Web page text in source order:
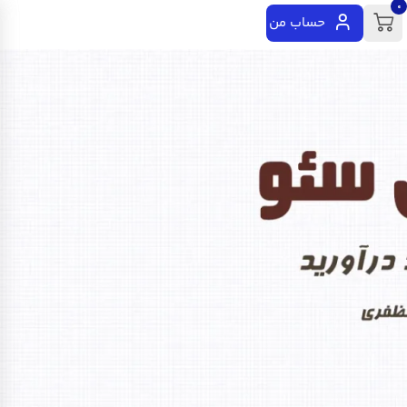
0
حساب من